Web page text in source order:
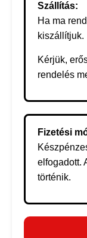
Szállítás:
Ha ma
kiszállítjuk.
Kérjük,
rendelés
Fizetési
elfogadott.
történik.